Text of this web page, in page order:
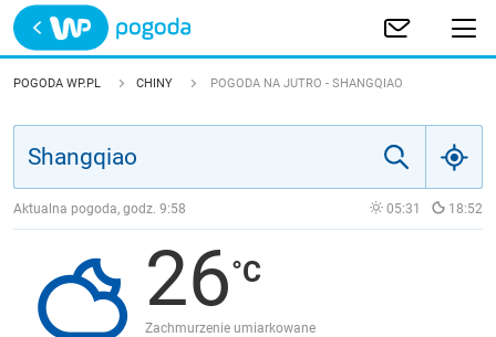
Trwa ładowanie
POLSKA
JAKOŚĆ POWIETRZA
POGODA WP.PL CHINY POGODA NA JUTRO - SHANGQIAO
Aktualna pogoda, godz. 9:58 05:31 18:52
26
Zachmurzenie umiarkowane